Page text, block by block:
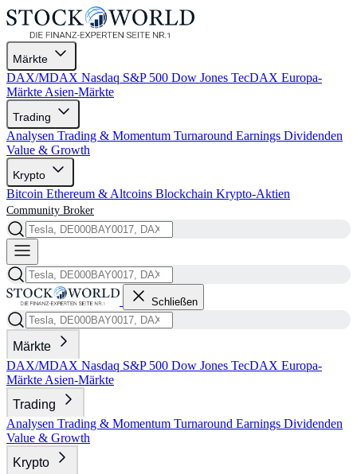
Märkte
DAX/MDAX Nasdaq S&P 500 Dow Jones TecDAX Europa-
Märkte Asien-Märkte
Trading
Analysen Trading & Momentum Turnaround Earnings Dividenden
Value & Growth
Krypto
Bitcoin Ethereum & Altcoins Blockchain Krypto-Aktien
Community Broker
Schließen
Märkte
DAX/MDAX Nasdaq S&P 500 Dow Jones TecDAX Europa-
Märkte Asien-Märkte
Trading
Analysen Trading & Momentum Turnaround Earnings Dividenden
Value & Growth
Krypto